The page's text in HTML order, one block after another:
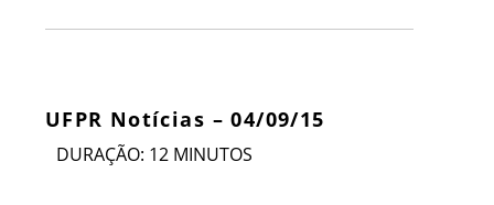
UFPR Notícias – 04/09/15
DURAÇÃO: 12 MINUTOS